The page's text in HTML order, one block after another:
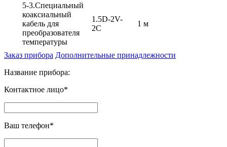
5-3.Специальный
коаксиальный
кабель для
преобразователя
температуры
1.5D-2V-
2C
1 м
Заказ прибора Дополнительные принадлежности
Название прибора:
Контактное лицо*
Ваш телефон*